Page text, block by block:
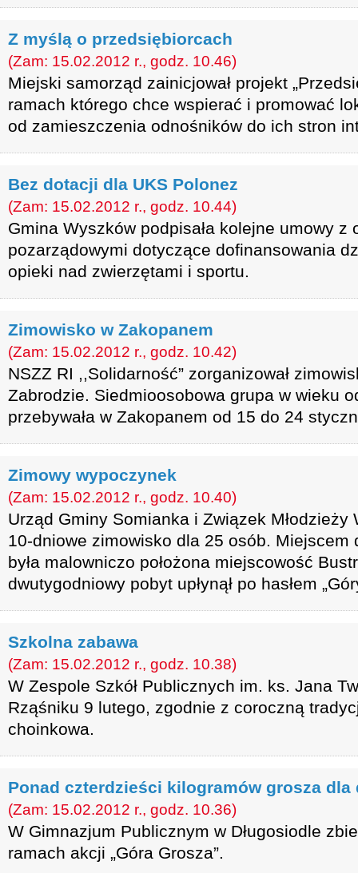
Z myślą o przedsiębiorcach
(Zam: 15.02.2012 r., godz. 10.46)
Miejski samorząd zainicjował projekt
ramach którego chce wspierać i promować
od zamieszczenia odnośników do ich stron
Bez dotacji dla UKS Polonez
(Zam: 15.02.2012 r., godz. 10.44)
Gmina Wyszków podpisała kolejne umowy z
pozarządowymi dotyczące dofinansowania
opieki nad zwierzętami i sportu.
Zimowisko w Zakopanem
(Zam: 15.02.2012 r., godz. 10.42)
NSZZ RI ,,Solidarność” zorganizował
Zabrodzie. Siedmioosobowa grupa w wieku
przebywała w Zakopanem od 15 do 24
Zimowy wypoczynek
(Zam: 15.02.2012 r., godz. 10.40)
Urząd Gminy Somianka i Związek
10-dniowe zimowisko dla 25 osób. Miejscem
była malowniczo położona miejscowość
dwutygodniowy pobyt upłynął po hasłem
Szkolna zabawa
(Zam: 15.02.2012 r., godz. 10.38)
W Zespole Szkół Publicznych im. ks. Jana
Rząśniku 9 lutego, zgodnie z coroczną
choinkowa.
Ponad czterdzieści kilogramów grosza dla
(Zam: 15.02.2012 r., godz. 10.36)
W Gimnazjum Publicznym w Długosiodle
ramach akcji „Góra Grosza”.